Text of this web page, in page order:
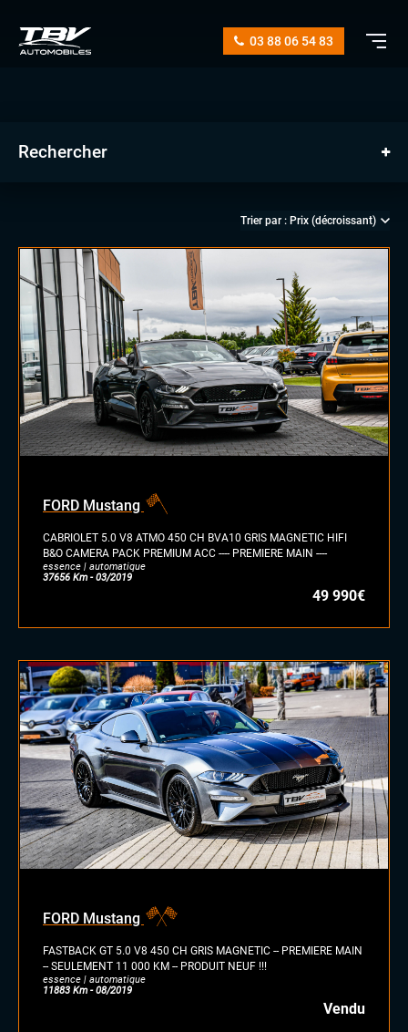
03 88 06 54 83
Rechercher
manuelle
automatique
diesel
électrique
GPL
autre
FORD Mustang
CABRIOLET 5.0 V8 ATMO 450 CH BVA10 GRIS MAGNETIC HIFI
B&O CAMERA PACK PREMIUM ACC ---- PREMIERE MAIN ----
essence | automatique
37656 Km - 03/2019
49 990€
FORD Mustang
FASTBACK GT 5.0 V8 450 CH GRIS MAGNETIC -- PREMIERE MAIN
-- SEULEMENT 11 000 KM -- PRODUIT NEUF !!!
essence | automatique
11883 Km - 08/2019
Vendu